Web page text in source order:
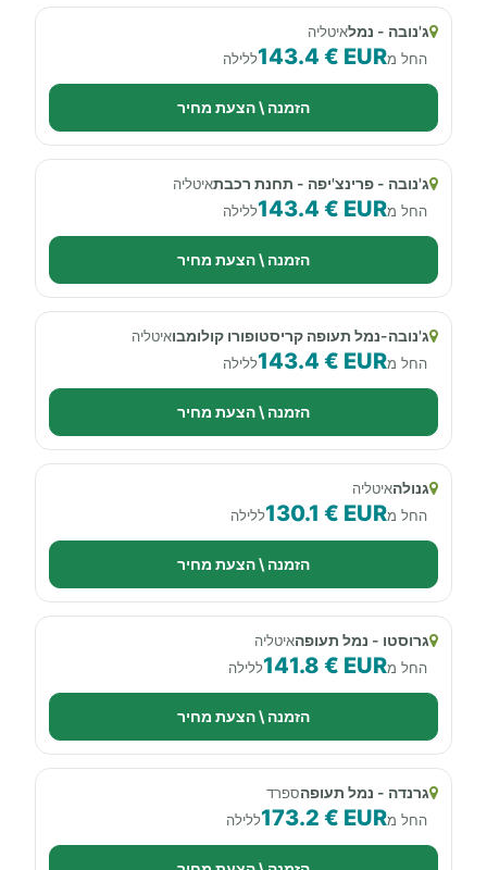
ג'נובה - נמלאיטליה
החל מ143.4 € EURללילה
הזמנה \ הצעת מחיר
ג'נובה - פרינצ'יפה - תחנת רכבתאיטליה
החל מ143.4 € EURללילה
הזמנה \ הצעת מחיר
ג'נובה-נמל תעופה קריסטופורו קולומבואיטליה
החל מ143.4 € EURללילה
הזמנה \ הצעת מחיר
גנולהאיטליה
החל מ130.1 € EURללילה
הזמנה \ הצעת מחיר
גרוסטו - נמל תעופהאיטליה
החל מ141.8 € EURללילה
הזמנה \ הצעת מחיר
גרנדה - נמל תעופהספרד
החל מ173.2 € EURללילה